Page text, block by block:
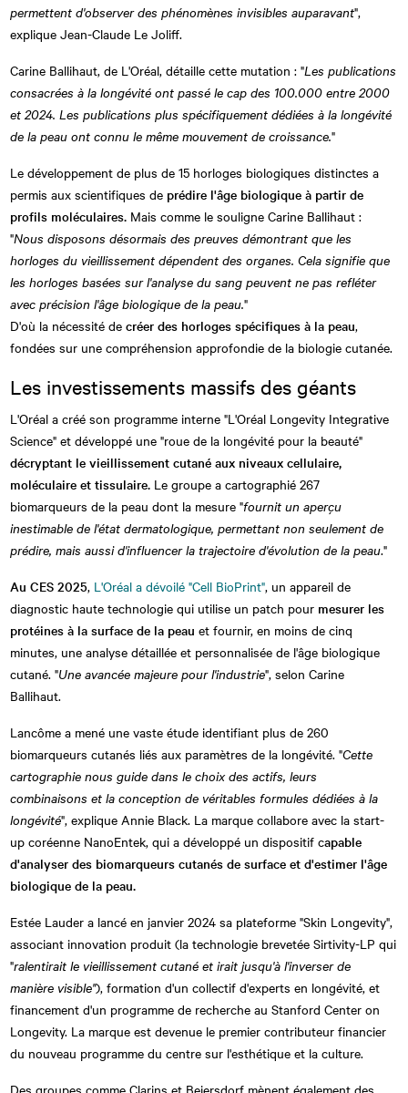
permettent d'observer des phénomènes invisibles auparavant",
explique Jean-Claude Le Joliff.
Carine Ballihaut, de L'Oréal, détaille cette mutation : "Les publications
consacrées à la longévité ont passé le cap des 100.000 entre 2000
et 2024. Les publications plus spécifiquement dédiées à la longévité
de la peau ont connu le même mouvement de croissance."
Le développement de plus de 15 horloges biologiques distinctes a
permis aux scientifiques de prédire l'âge biologique à partir de
profils moléculaires. Mais comme le souligne Carine Ballihaut :
"Nous disposons désormais des preuves démontrant que les
horloges du vieillissement dépendent des organes. Cela signifie que
les horloges basées sur l'analyse du sang peuvent ne pas refléter
avec précision l'âge biologique de la peau."
D'où la nécessité de créer des horloges spécifiques à la peau,
fondées sur une compréhension approfondie de la biologie cutanée.
Les investissements massifs des géants
L'Oréal a créé son programme interne "L'Oréal Longevity Integrative
Science" et développé une "roue de la longévité pour la beauté"
décryptant le vieillissement cutané aux niveaux cellulaire,
moléculaire et tissulaire. Le groupe a cartographié 267
biomarqueurs de la peau dont la mesure "fournit un aperçu
inestimable de l'état dermatologique, permettant non seulement de
prédire, mais aussi d'influencer la trajectoire d'évolution de la peau."
Au CES 2025, L'Oréal a dévoilé "Cell BioPrint", un appareil de
diagnostic haute technologie qui utilise un patch pour mesurer les
protéines à la surface de la peau et fournir, en moins de cinq
minutes, une analyse détaillée et personnalisée de l'âge biologique
cutané. "Une avancée majeure pour l'industrie", selon Carine
Ballihaut.
Lancôme a mené une vaste étude identifiant plus de 260
biomarqueurs cutanés liés aux paramètres de la longévité. "Cette
cartographie nous guide dans le choix des actifs, leurs
combinaisons et la conception de véritables formules dédiées à la
longévité", explique Annie Black. La marque collabore avec la start-
up coréenne NanoEntek, qui a développé un dispositif capable
d'analyser des biomarqueurs cutanés de surface et d'estimer l'âge
biologique de la peau.
Estée Lauder a lancé en janvier 2024 sa plateforme "Skin Longevity",
associant innovation produit (la technologie brevetée Sirtivity-LP qui
"ralentirait le vieillissement cutané et irait jusqu'à l'inverser de
manière visible"), formation d'un collectif d'experts en longévité, et
financement d'un programme de recherche au Stanford Center on
Longevity. La marque est devenue le premier contributeur financier
du nouveau programme du centre sur l'esthétique et la culture.
Des groupes comme Clarins et Beiersdorf mènent également des